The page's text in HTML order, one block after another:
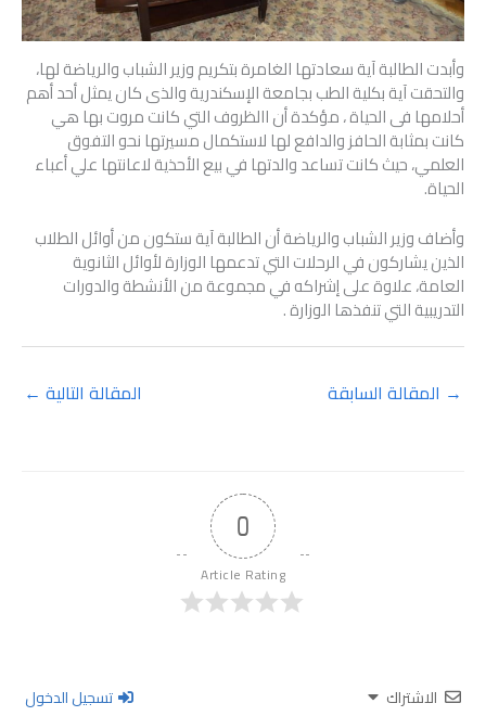
وأبدت الطالبة آية سعادتها الغامرة بتكريم وزير الشباب والرياضة لها،
والتحقت آية بكلية الطب بجامعة الإسكندرية والذى كان يمثل أحد أهم
أحلامها فى الحياة ، مؤكدة أن االظروف التي كانت مروت بها هي
كانت بمثابة الحافز والدافع لها لاستكمال مسيرتها نحو التفوق
العلمي، حيث كانت تساعد والدتها في بيع الأحذية لاعانتها علي أعباء
الحياة.
وأضاف وزير الشباب والرياضة أن الطالبة آية ستكون من أوائل الطلاب
الذين يشاركون في الرحلات التي تدعمها الوزارة لأوائل الثانوية
العامة، علاوة على إشراكه في مجموعة من الأنشطة والدورات
التدريبية التي تنفذها الوزارة .
→ المقالة السابقة المقالة التالية ←
0
Article Rating
الاشتراك تسجيل الدخول